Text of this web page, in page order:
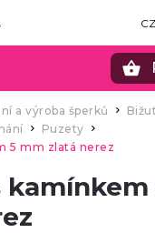
a výroba šperků
Puzety
5 mm zlatá nerez
kamínkem